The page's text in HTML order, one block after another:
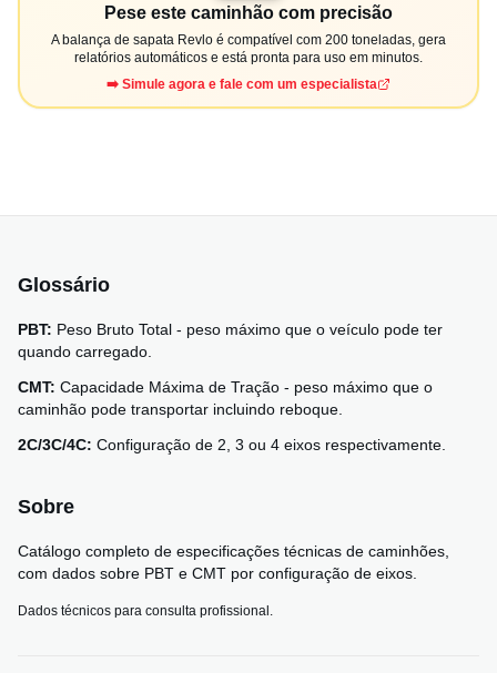
Pese este caminhão com precisão
A balança de sapata Revlo é compatível com 200 toneladas, gera
relatórios automáticos e está pronta para uso em minutos.
➡️ Simule agora e fale com um especialista
Glossário
PBT: Peso Bruto Total - peso máximo que o veículo pode ter
quando carregado.
CMT: Capacidade Máxima de Tração - peso máximo que o
caminhão pode transportar incluindo reboque.
2C/3C/4C: Configuração de 2, 3 ou 4 eixos respectivamente.
Sobre
Catálogo completo de especificações técnicas de caminhões,
com dados sobre PBT e CMT por configuração de eixos.
Dados técnicos para consulta profissional.